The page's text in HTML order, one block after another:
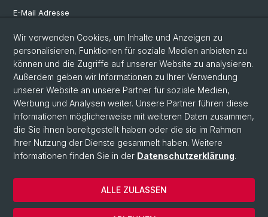
E-Mail Adresse
Internet & Netzzugriff
Hardwareausleihe
Software Shop
Genehmigerliste
© Universität Basel
IT-Services
Datenschutzerklärung
Wir verwenden Cookies, um Inhalte und Anzeigen zu
personalisieren, Funktionen für soziale Medien anbieten zu
können und die Zugriffe auf unserer Website zu analysieren.
Außerdem geben wir Informationen zu Ihrer Verwendung
unserer Website an unsere Partner für soziale Medien,
Werbung und Analysen weiter. Unsere Partner führen diese
Informationen möglicherweise mit weiteren Daten zusammen,
die Sie ihnen bereitgestellt haben oder die sie im Rahmen
Ihrer Nutzung der Dienste gesammelt haben. Weitere
Informationen finden Sie in der Datenschutzerklärung.
ALLE ZULASSEN